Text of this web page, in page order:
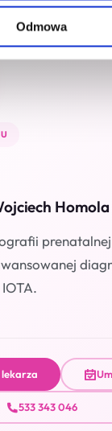
Odmowa
Homola
533 343 046